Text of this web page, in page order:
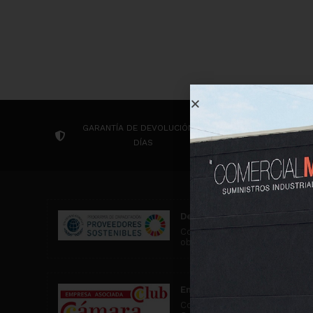
GARANTÍA DE DEVOLUCIÓN 14
DÍAS
CONTACTA
Desarrollo Sostenible
Comercial MD participa en
objetivos de desarrollo
Empresa asociada al Club
Comercial MD es una